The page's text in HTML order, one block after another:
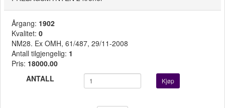
Årgang: 1902
Kvalitet: 0
NM28. Ex OMH, 61/487, 29/11-2008
Antall tilgjengelig: 1
Pris: 18000.00
ANTALL
Kjøp